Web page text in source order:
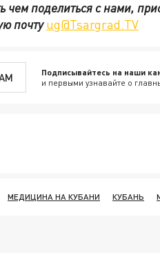
чем поделиться с нами,
почтуug@Tsargrad.TV
Подписывайтесь на наши
и первыми узнавайте о
МЕДИЦИНА НА КУБАНИ КУБАНЬ